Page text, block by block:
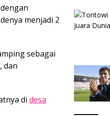
menjadi 2
sebagai
dan
di desa